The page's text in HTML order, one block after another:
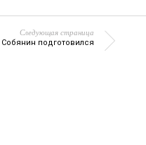
Следующая страница
Собянин подготовился